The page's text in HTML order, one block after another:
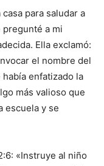
para saludar a
pregunté a mi
Ella exclamó:
el nombre del
enfatizado la
más valioso que
escuela y se
«Instruye al niño